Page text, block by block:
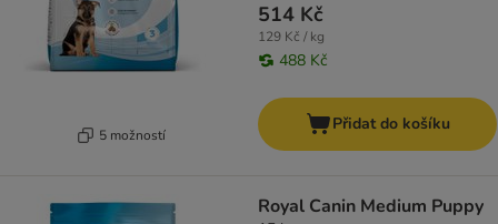
5 možností
514 Kč
129 Kč / kg
488 Kč
Přidat do košíku
Royal Canin Medium Puppy